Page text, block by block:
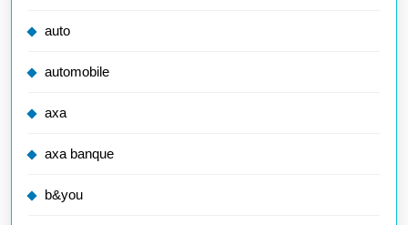
auto
automobile
axa
axa banque
b&you